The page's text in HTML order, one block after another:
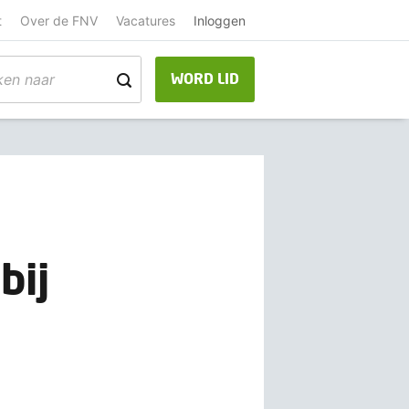
Over de FNV Vacatures Inloggen
WORD LID